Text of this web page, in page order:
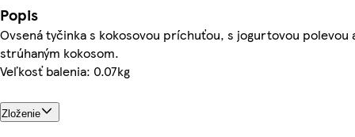
Popis
Ovsená tyčinka s kokosovou príchuťou, s jogurtovou polevou
strúhaným kokosom.
Veľkosť balenia: 0.07kg
Zloženie